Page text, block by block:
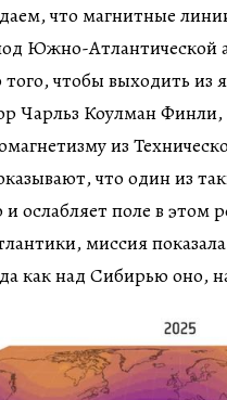
что магнитные
Южно-Атлантической
того, чтобы выходить
Чарльз Коулман
из
что один из
ослабляет поле в этом
миссия показала
как над Сибирью оно,